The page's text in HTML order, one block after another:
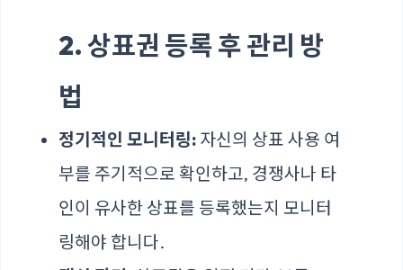
2. 상표권 등록 후 관리 방
법
정기적인 모니터링: 자신의 상표 사용 여
부를 주기적으로 확인하고, 경쟁사나 타
인이 유사한 상표를 등록했는지 모니터
링해야 합니다.